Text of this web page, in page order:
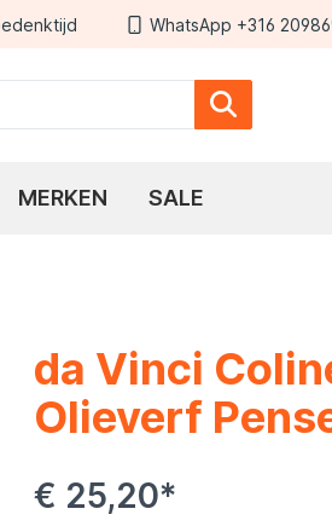
WhatsApp +316
MERKEN SALE
da Vinci
Olieverf
€ 25,20*